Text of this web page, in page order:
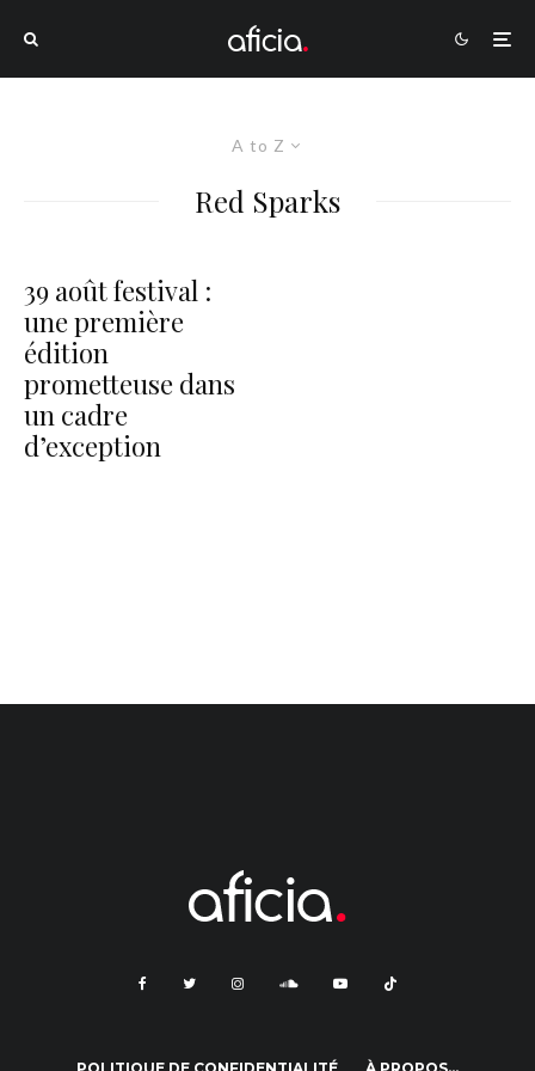
A to Z
Red Sparks
23
39 août festival :
une première
édition
prometteuse dans
un cadre
d’exception